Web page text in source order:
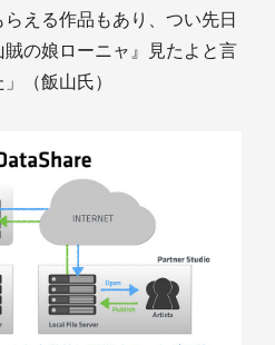
える作品もあり、つい先日
の娘ローニャ』見たよと言
（飯山氏）